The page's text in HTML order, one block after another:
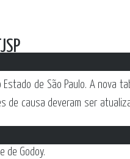
de São Paulo. A nova
causa deveram ser
de Godoy.